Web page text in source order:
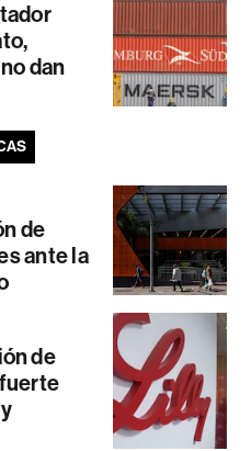
dan
de
ante la
de